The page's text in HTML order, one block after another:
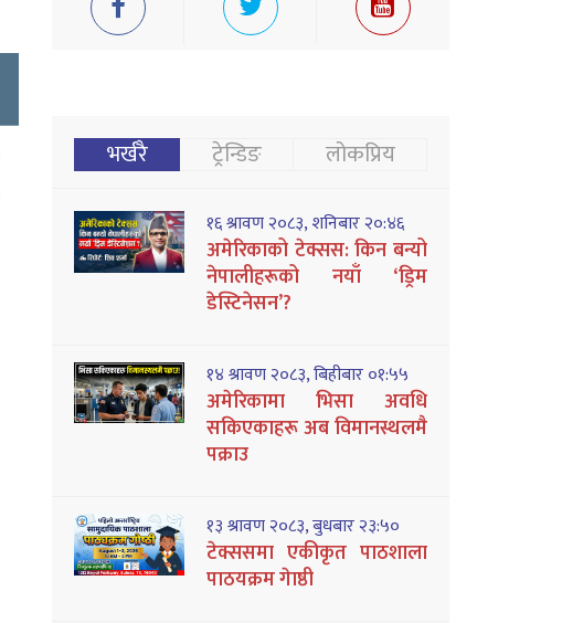
भर्खरै ट्रेन्डिङ लोकप्रिय
१६ श्रावण २०८३, शनिबार २०:४६
अमेरिकाको टेक्सस: किन बन्यो
नेपालीहरूको नयाँ ‘ड्रिम
डेस्टिनेसन’?
१४ श्रावण २०८३, बिहीबार ०१:५५
अमेरिकामा भिसा अवधि
सकिएकाहरू अब विमानस्थलमै
पक्राउ
१३ श्रावण २०८३, बुधबार २३:५०
टेक्ससमा एकीकृत पाठशाला
पाठयक्रम गेाष्ठी